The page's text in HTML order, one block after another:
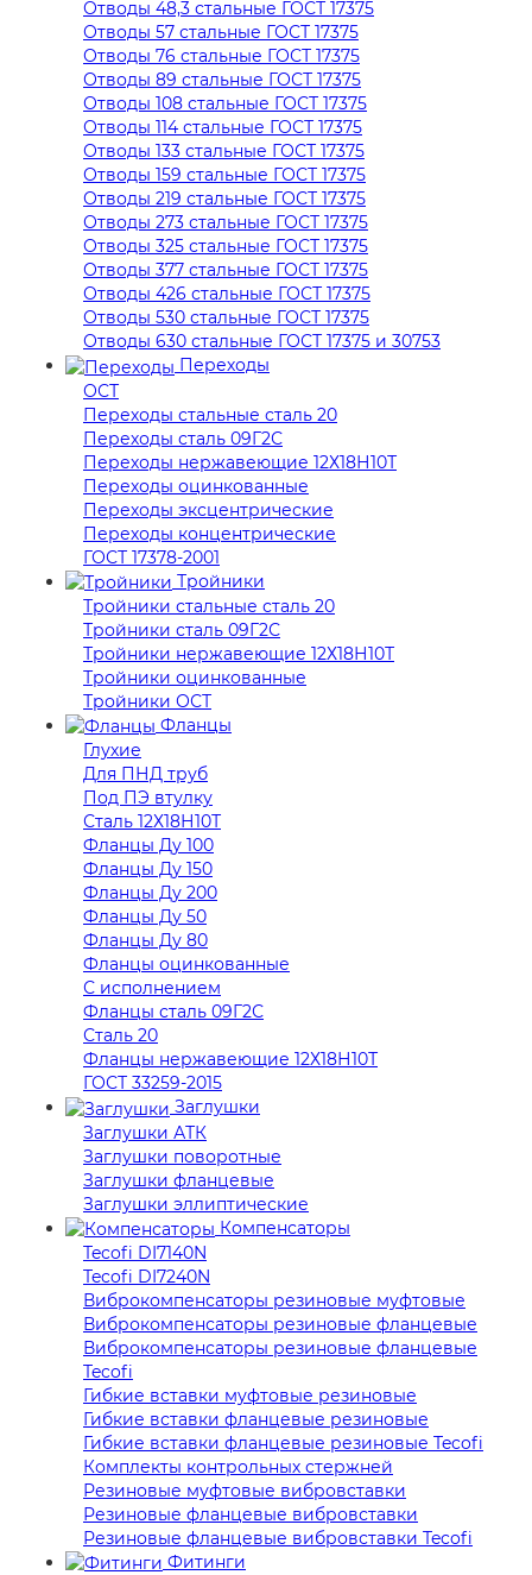
Отводы 48,3 стальные ГОСТ 17375
Отводы 57 стальные ГОСТ 17375
Отводы 76 стальные ГОСТ 17375
Отводы 89 стальные ГОСТ 17375
Отводы 108 стальные ГОСТ 17375
Отводы 114 стальные ГОСТ 17375
Отводы 133 стальные ГОСТ 17375
Отводы 159 стальные ГОСТ 17375
Отводы 219 стальные ГОСТ 17375
Отводы 273 стальные ГОСТ 17375
Отводы 325 стальные ГОСТ 17375
Отводы 377 стальные ГОСТ 17375
Отводы 426 стальные ГОСТ 17375
Отводы 530 стальные ГОСТ 17375
Отводы 630 стальные ГОСТ 17375 и 30753
Переходы
ОСТ
Переходы стальные сталь 20
Переходы сталь 09Г2С
Переходы нержавеющие 12Х18Н10Т
Переходы оцинкованные
Переходы эксцентрические
Переходы концентрические
ГОСТ 17378-2001
Тройники
Тройники стальные сталь 20
Тройники сталь 09Г2С
Тройники нержавеющие 12Х18Н10Т
Тройники оцинкованные
Тройники ОСТ
Фланцы
Глухие
Для ПНД труб
Под ПЭ втулку
Сталь 12Х18Н10Т
Фланцы Ду 100
Фланцы Ду 150
Фланцы Ду 200
Фланцы Ду 50
Фланцы Ду 80
Фланцы оцинкованные
С исполнением
Фланцы сталь 09Г2С
Сталь 20
Фланцы нержавеющие 12Х18Н10Т
ГОСТ 33259-2015
Заглушки
Заглушки АТК
Заглушки поворотные
Заглушки фланцевые
Заглушки эллиптические
Компенсаторы
Tecofi DI7140N
Tecofi DI7240N
Виброкомпенсаторы резиновые муфтовые
Виброкомпенсаторы резиновые фланцевые
Виброкомпенсаторы резиновые фланцевые
Tecofi
Гибкие вставки муфтовые резиновые
Гибкие вставки фланцевые резиновые
Гибкие вставки фланцевые резиновые Tecofi
Комплекты контрольных стержней
Резиновые муфтовые вибровставки
Резиновые фланцевые вибровставки
Резиновые фланцевые вибровставки Tecofi
Фитинги